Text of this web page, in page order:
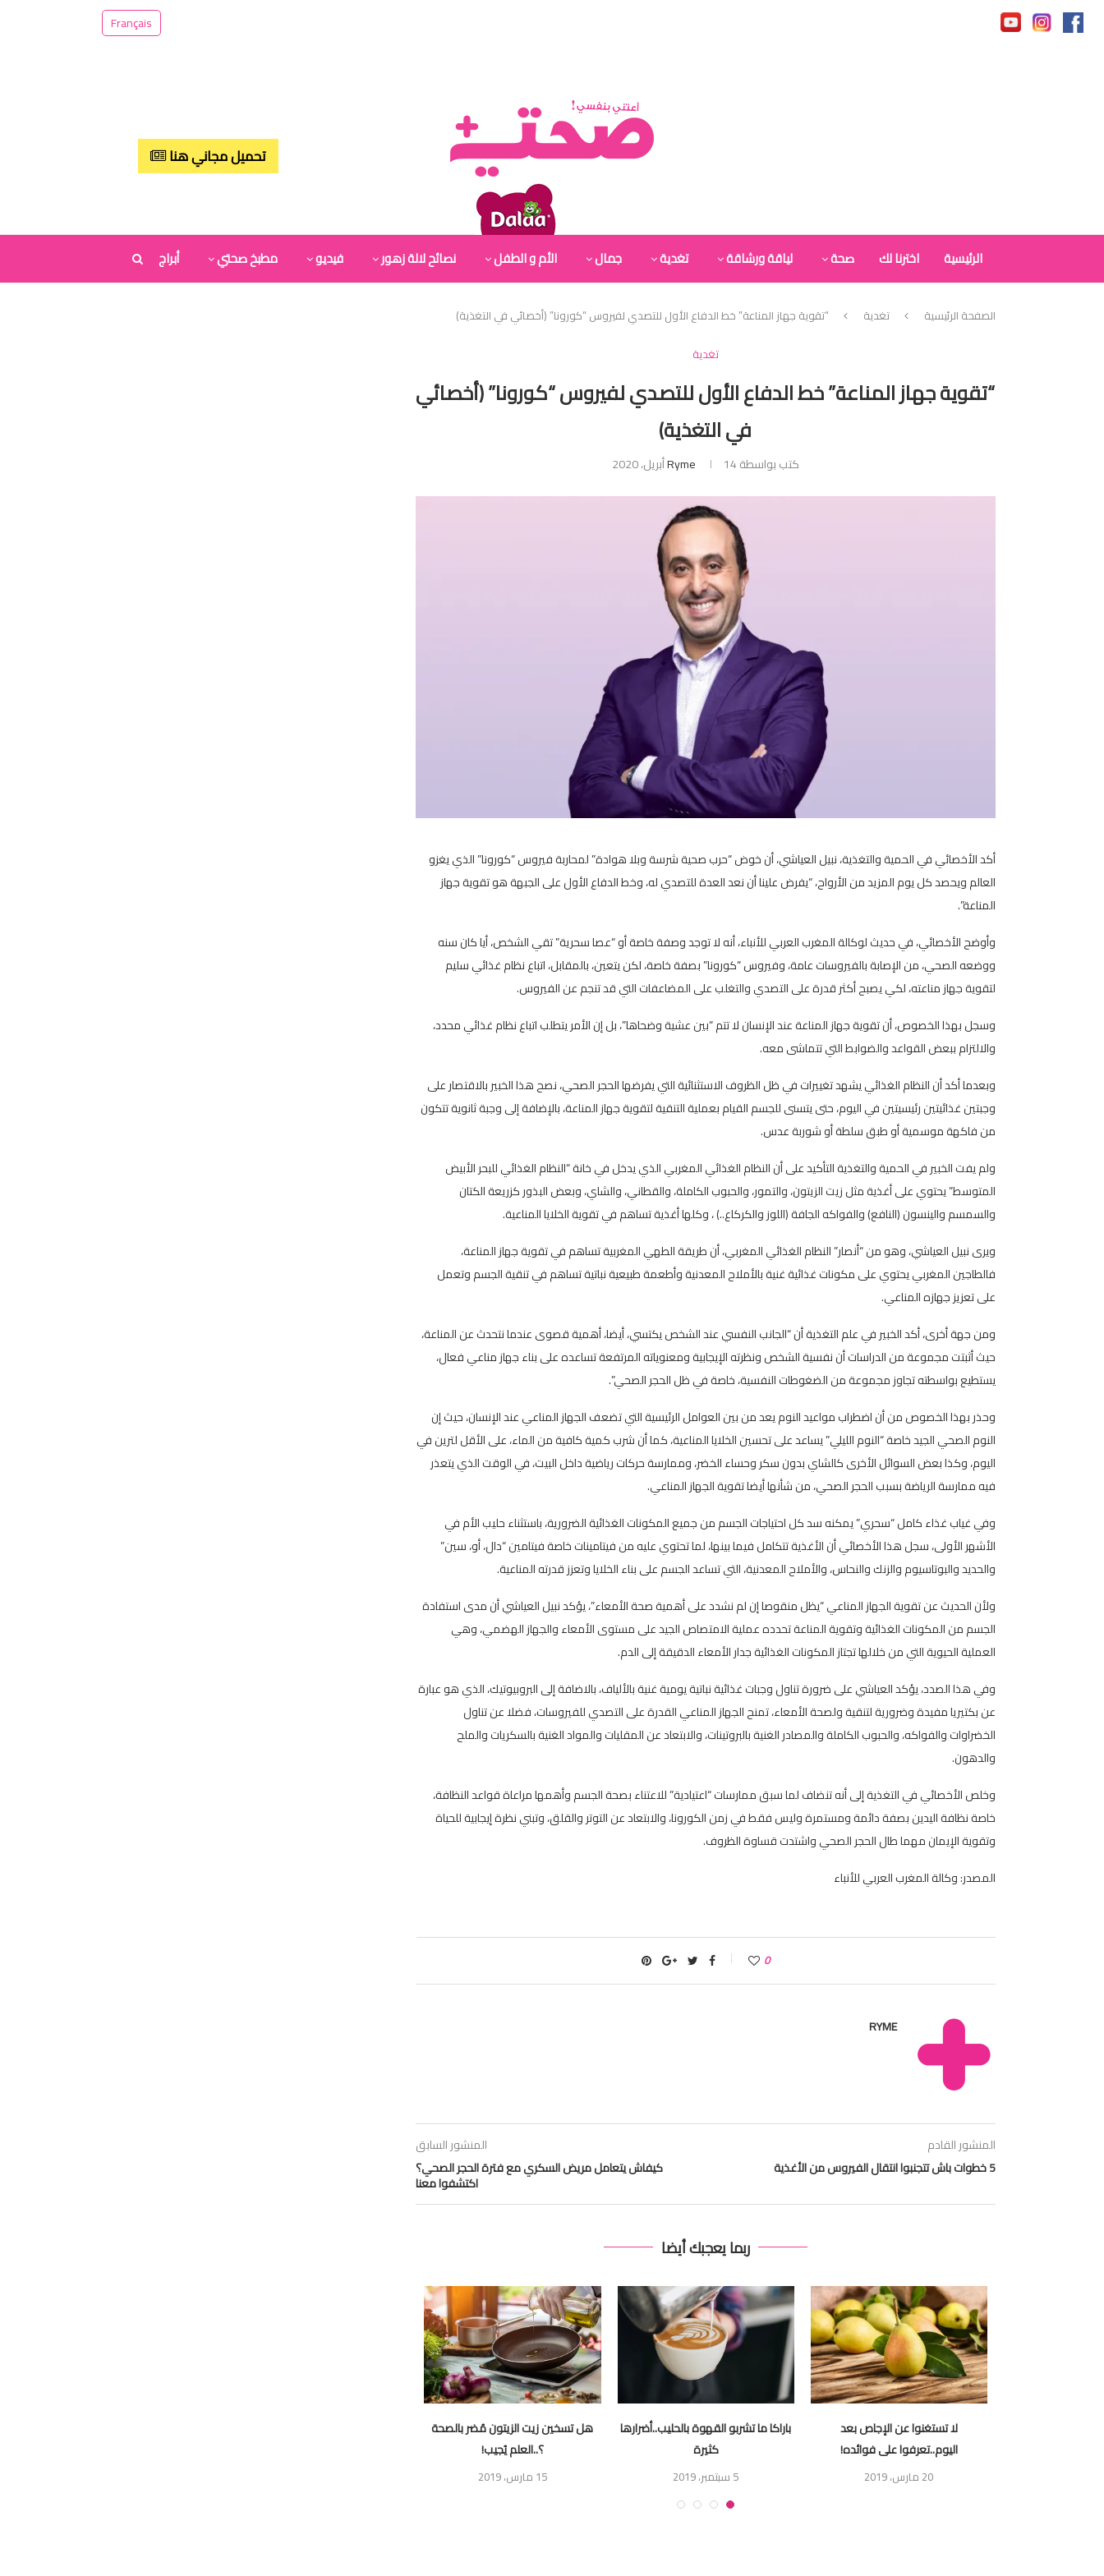
Français
تحميل مجاني هنا
الرئيسية اخترنا لك صحة لياقة ورشاقة تغدية جمال الأم و الطفل نصائح لالة زهور فيديو مطبخ صحتي أبراج
الصفحة الرئيسية تغدية
“تقوية جهاز المناعة” خط الدفاع الأول للتصدي لفيروس “كورونا” (أخصائي في التغذية)
تغدية
“تقوية جهاز المناعة” خط الدفاع الأول للتصدي لفيروس “كورونا” (أخصائي
في التغذية)
كتب بواسطة Ryme 14 أبريل، 2020
أكد الأخصائي في الحمية والتغذية، نبيل العياشي، أن خوض “حرب صحية شرسة وبلا هوادة” لمحاربة فيروس “كورونا” الذي يغزو
العالم ويحصد كل يوم المزيد من الأرواح، “يفرض علينا أن نعد العدة للتصدي له، وخط الدفاع الأول على الجبهة هو تقوية جهاز
المناعة”.
وأوضح الأخصائي، في حديث لوكالة المغرب العربي للأنباء، أنه لا توجد وصفة خاصة أو “عصا سحرية” تقي الشخص، أيا كان سنه
ووضعه الصحي، من الإصابة بالفيروسات عامة، وفيروس “كورونا” بصفة خاصة، لكن يتعين، بالمقابل، اتباع نظام غذائي سليم
لتقوية جهاز مناعته، لكي يصبح أكثر قدرة على التصدي والتغلب على المضاعفات التي قد تنجم عن الفيروس.
وسجل بهذا الخصوص، أن تقوية جهاز المناعة عند الإنسان لا تتم “بين عشية وضحاها”، بل إن الأمر يتطلب اتباع نظام غذائي محدد،
والالتزام ببعض القواعد والضوابط التي تتماشى معه.
وبعدما أكد أن النظام الغذائي يشهد تغييرات في ظل الظروف الاستثنائية التي يفرضها الحجر الصحي، نصح هذا الخبير بالاقتصار على
وجبتين غذائيتين رئيسيتين في اليوم، حتى يتسنى للجسم القيام بعملية التنقية لتقوية جهاز المناعة، بالإضافة إلى وجبة ثانوية تتكون
من فاكهة موسمية أو طبق سلطة أو شوربة عدس.
ولم يفت الخبير في الحمية والتغذية التأكيد على أن النظام الغذائي المغربي الذي يدخل في خانة “النظام الغذائي للبحر الأبيض
المتوسط” يحتوي على أغذية مثل زيت الزيتون، والتمور، والحبوب الكاملة، والقطاني، والشاي، وبعض البذور كزريعة الكتان
والسمسم والينسون (النافع) والفواكه الجافة (اللوز والكركاع..) ، وكلها أغذية تساهم في تقوية الخلايا المناعية.
ويرى نبيل العياشي، وهو من “أنصار” النظام الغذائي المغربي، أن طريقة الطهي المغربية تساهم في تقوية جهاز المناعة،
فالطاجين المغربي يحتوي على مكونات غذائية غنية بالأملاح المعدنية وأطعمة طبيعية نباتية تساهم في تنقية الجسم وتعمل
على تعزيز جهازه المناعي.
ومن جهة أخرى، أكد الخبير في علم التغذية أن “الجانب النفسي عند الشخص يكتسي، أيضا، أهمية قصوى عندما نتحدث عن المناعة،
حيث أثبتت مجموعة من الدراسات أن نفسية الشخص ونظرته الإيجابية ومعنوياته المرتفعة تساعده على بناء جهاز مناعي فعال،
يستطيع بواسطته تجاوز مجموعة من الضغوطات النفسية، خاصة في ظل الحجر الصحي”.
وحذر بهذا الخصوص من أن اضطراب مواعيد النوم يعد من بين العوامل الرئيسية التي تضعف الجهاز المناعي عند الإنسان، حيث إن
النوم الصحي الجيد خاصة “النوم الليلي” يساعد على تحسين الخلايا المناعية، كما أن شرب كمية كافية من الماء، على الأقل لترين في
اليوم، وكذا بعض السوائل الأخرى كالشاي بدون سكر وحساء الخضر، وممارسة حركات رياضية داخل البيت، في الوقت الذي يتعذر
فيه ممارسة الرياضة بسبب الحجر الصحي، من شأنها أيضا تقوية الجهاز المناعي.
وفي غياب غذاء كامل “سحري” يمكنه سد كل احتياجات الجسم من جميع المكونات الغذائية الضرورية، باستثناء حليب الأم في
الأشهر الأولى، سجل هذا الأخصائي أن الأغذية تتكامل فيما بينها، لما تحتوي عليه من فيتامينات خاصة فيتامين “دال، أو، سين”
والحديد والبوتاسيوم والزنك والنحاس، والأملاح المعدنية، التي تساعد الجسم على بناء الخلايا وتعزز قدرته المناعية.
ولأن الحديث عن تقوية الجهاز المناعي “يظل منقوصا إن لم نشدد على أهمية صحة الأمعاء”، يؤكد نبيل العياشي أن مدى استفادة
الجسم من المكونات الغذائية وتقوية المناعة تحدده عملية الامتصاص الجيد على مستوى الأمعاء والجهاز الهضمي، وهي
العملية الحيوية التي من خلالها تجتاز المكونات الغذائية جدار الأمعاء الدقيقة إلى الدم.
وفي هذا الصدد، يؤكد العياشي على ضرورة تناول وجبات غذائية نباتية يومية غنية بالألياف، بالاضافة إلى البروبيوتيك، الذي هو عبارة
عن بكتيريا مفيدة وضرورية لتنقية ولصحة الأمعاء، تمنح الجهاز المناعي القدرة على التصدي للفيروسات، فضلا عن تناول
الخضراوات والفواكه، والحبوب الكاملة والمصادر الغنية بالبروتينات، والابتعاد عن المقليات والمواد الغنية بالسكريات والملح
والدهون.
وخلص الأخصائي في التغذية إلى أنه تنضاف لما سبق ممارسات “اعتيادية” للاعتناء بصحة الجسم وأهمها مراعاة قواعد النظافة،
خاصة نظافة اليدين بصفة دائمة ومستمرة وليس فقط في زمن الكورونا، والابتعاد عن التوتر والقلق، وتبني نظرة إيجابية للحياة
وتقوية الإيمان مهما طال الحجر الصحي واشتدت قساوة الظروف.
المصدر: وكالة المغرب العربي للأنباء
0
RYME
المنشور السابق
كيفاش يتعامل مريض السكري مع فترة الحجر الصحي؟
اكتشفوا معنا
المنشور القادم
5 خطوات باش تتجنبوا انتقال الفيروس من الأغذية
ربما يعجبك أيضا
لا تستغنوا عن الإجاص بعد
اليوم..تعرفوا على فوائده!
20 مارس، 2019
باراكا ما تشربو القهوة بالحليب..أضرارها
كثيرة
5 سبتمبر، 2019
هل تسخين زيت الزيتون مُضر بالصحة
؟..العلم يُجيب!
15 مارس، 2019